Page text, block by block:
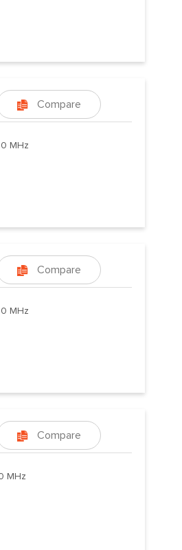
 Compare
MHz
 Compare
MHz
 Compare
MHz